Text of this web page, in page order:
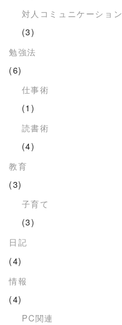
対人コミュニケーション
(3)
勉強法
(6)
仕事術
(1)
読書術
(4)
教育
(3)
子育て
(3)
日記
(4)
情報
(4)
PC関連